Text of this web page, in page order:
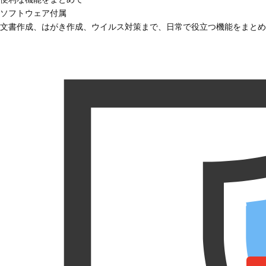
ソフトウェア付属
文書作成、はがき作成、ウイルス対策まで、日常で役立つ機能をまと